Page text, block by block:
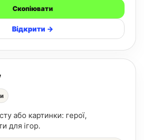
Скопіювати
Відкрити →
або картинки: герої,
для ігор.